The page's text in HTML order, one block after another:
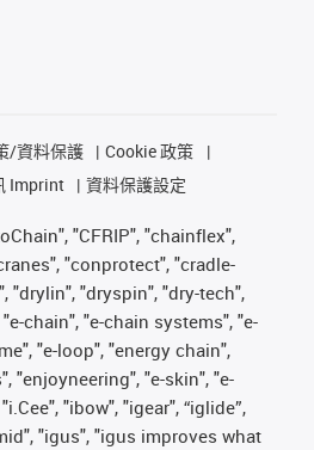
/資料保護
Cookie 政策
Imprint 資料保護設定
"CFRIP", "chainflex",
"conprotect", "cradle-
"drylin", "dryspin", "dry-tech",
chain", "e-chain systems", "e-
"e-loop", "energy chain",
"enjoyneering", "e-skin", "e-
"ibow", "igear", “iglide”,
"igus", "igus improves what